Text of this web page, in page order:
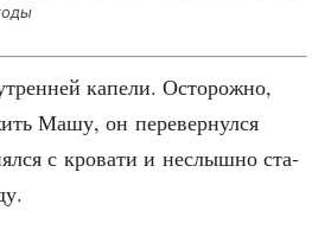
капе­ли. Осто­рож­но,
Машу, он пере­вер­нул­ся
с кро­ва­ти и неслыш­но ста­